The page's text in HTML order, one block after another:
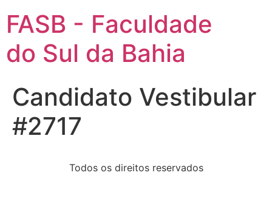
FASB - Faculdade
do Sul da Bahia
Candidato Vestibular
#2717
Todos os direitos reservados